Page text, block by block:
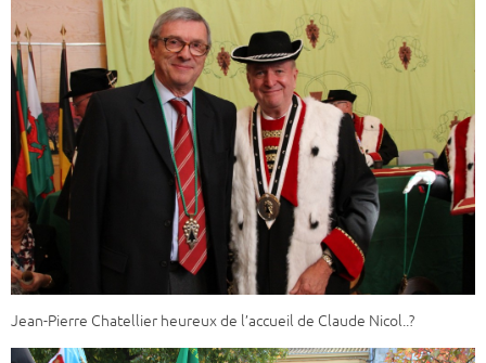
Jean-Pierre Chatellier heureux de l’accueil de Claude Nicol..?